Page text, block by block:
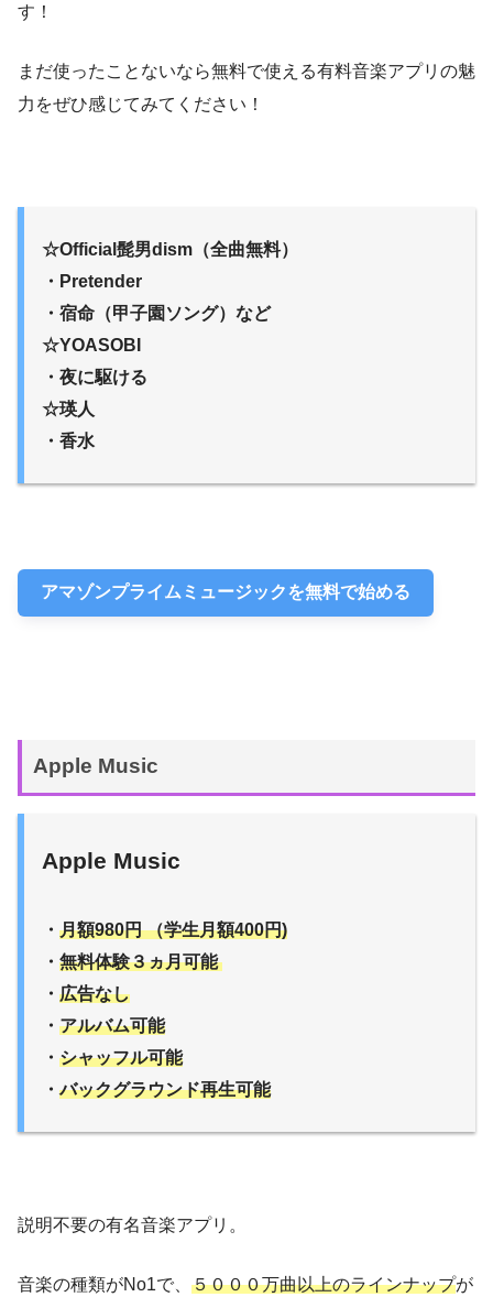
す！
まだ使ったことないなら無料で使える有料音楽アプリの魅
力をぜひ感じてみてください！
☆Official髭男dism（全曲無料）
・Pretender
・宿命（甲子園ソング）など
☆YOASOBI
・夜に駆ける
☆瑛人
・香水
アマゾンプライムミュージックを無料で始める
Apple Music
Apple Music
・ 月額980円 （学生月額400円)
・ 無料体験３ヵ月可能
・ 広告なし
・ アルバム可能
・ シャッフル可能
・バックグラウンド再生可能
説明不要の有名音楽アプリ。
音楽の種類がNo1で、 ５０００万曲以上のラインナップが